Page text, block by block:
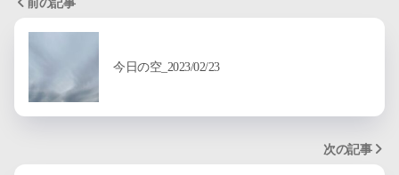
今日の空_2023/02/23
次の記事